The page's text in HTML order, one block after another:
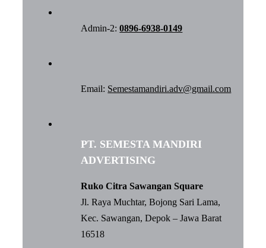
Admin-2:0896-6938-0149
Email: Semestamandiri.adv@gmail.com
PT. SEMESTA MANDIRI
ADVERTISING
Ruko Citra Sawangan Square
Jl. Raya Muchtar, Bojong Sari Lama,
Kec. Sawangan, Depok – Jawa Barat
16518